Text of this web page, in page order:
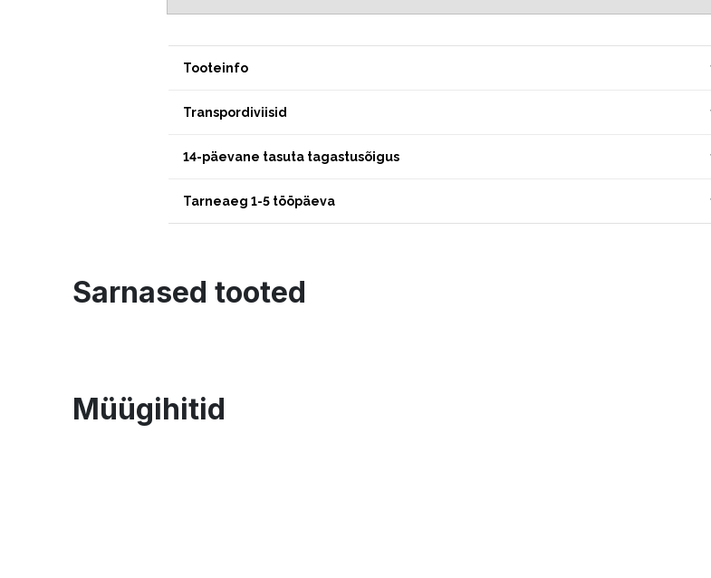
Tooteinfo
Transpordiviisid
14-päevane tasuta tagastusõigus
Tarneaeg 1-5 tööpäeva
Sarnased tooted
Müügihitid